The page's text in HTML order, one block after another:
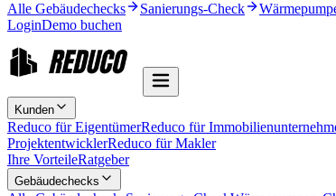
Alle Gebäudechecks Sanierungs-Check
LoginDemo buchen
Kunden
Reduco für EigentümerReduco für
ProjektentwicklerReduco für Makler
Ihre VorteileRatgeber
Gebäudechecks